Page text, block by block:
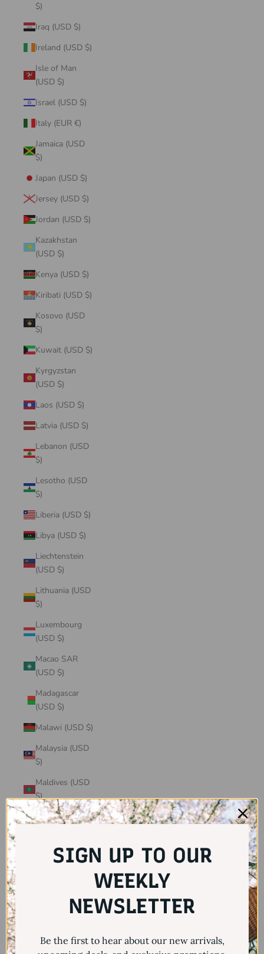
$)
Iraq (USD $)
Ireland (USD $)
Isle of Man
(USD $)
Israel (USD $)
Italy (EUR €)
Jamaica (USD
$)
Japan (USD $)
Jersey (USD $)
Jordan (USD $)
Kazakhstan
(USD $)
Kenya (USD $)
Kiribati (USD $)
Kosovo (USD
$)
Kuwait (USD $)
Kyrgyzstan
(USD $)
Laos (USD $)
Latvia (USD $)
Lebanon (USD
$)
Lesotho (USD
$)
Liberia (USD $)
Libya (USD $)
Liechtenstein
(USD $)
Lithuania (USD
$)
Luxembourg
(USD $)
Macao SAR
(USD $)
Madagascar
(USD $)
Malawi (USD $)
Malaysia (USD
$)
Maldives (USD
$)
Mali (USD $)
Martinique
$)
SIGN UP TO OUR
WEEKLY
NEWSLETTER
Be the first to hear about our new arrivals,